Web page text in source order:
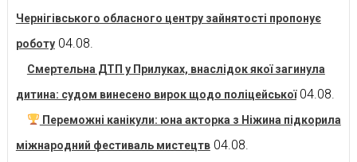
Чернігівського обласного центру зайнятості пропонує
роботу 04.08.
Смертельна ДТП у Прилуках, внаслідок якої загинула
дитина: судом винесено вирок щодо поліцейської 04.08.
Переможні канікули: юна акторка з Ніжина підкорила
міжнародний фестиваль мистецтв 04.08.